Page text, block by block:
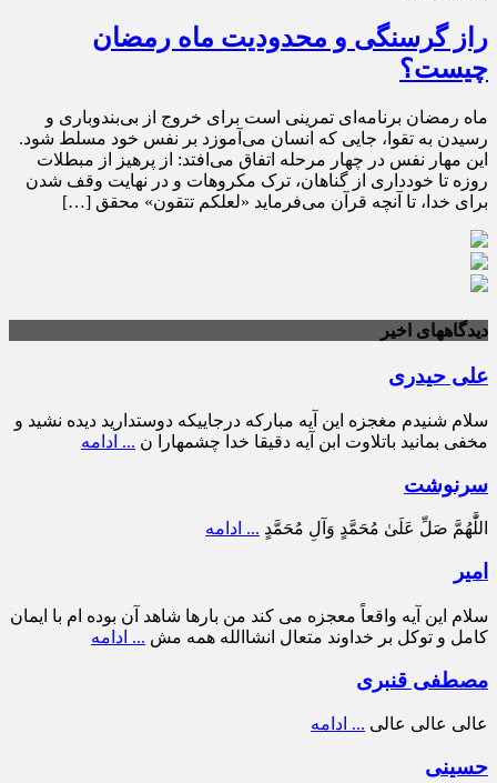
راز گرسنگی و محدودیت ماه رمضان
چیست؟
ماه رمضان برنامه‌ای تمرینی است برای خروج از بی‌بندوباری و
رسیدن به تقوا، جایی که انسان می‌آموزد بر نفس خود مسلط شود.
این مهار نفس در چهار مرحله اتفاق می‌افتد: از پرهیز از مبطلات
روزه تا خودداری از گناهان، ترک مکروهات و در نهایت وقف شدن
برای خدا، تا آنچه قرآن می‌فرماید «لعلکم تتقون» محقق […]
دیدگاههای اخیر
علی حیدری
سلام شنیدم مغجزه این آیه مبارکه درجاییکه دوستدارید دیده نشید و
مخفی بمانید باتلاوت ابن آیه دقیقا خدا چشمهارا ن ... ادامه
سرنوشت
اللَّٰهُمَّ صَلِّ عَلَىٰ مُحَمَّدٍ وَآلِ مُحَمَّدٍ ... ادامه
امیر
سلام این آیه واقعاً معجزه می کند من بارها شاهد آن بوده ام با ایمان
کامل و توکل بر خداوند متعال انشاالله همه مش ... ادامه
مصطفی قنبری
عالی عالی عالی ... ادامه
حسینی